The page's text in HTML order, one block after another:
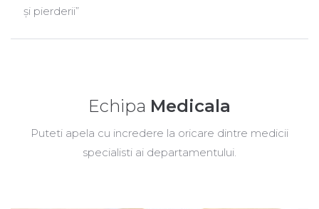
și pierderii”
Echipa Medicala
Puteti apela cu incredere la oricare dintre medicii
specialisti ai departamentului.